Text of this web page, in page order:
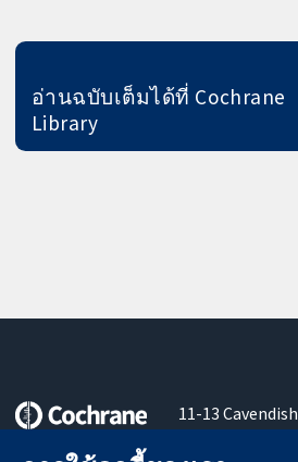
อ่านฉบับเต็มได้ที่ Cochrane
Library
หลักฐานที่เชื่อถือ
11-13 Cavendish